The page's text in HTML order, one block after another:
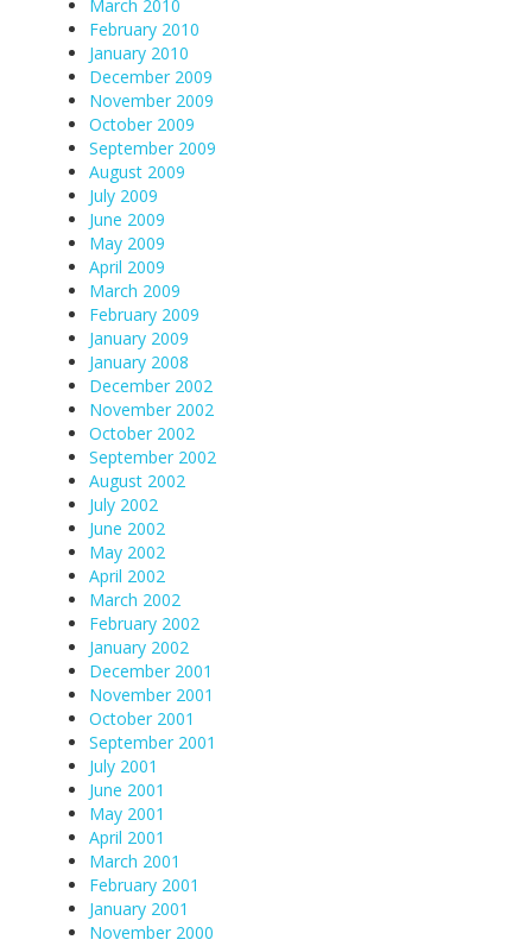
March 2010
February 2010
January 2010
December 2009
November 2009
October 2009
September 2009
August 2009
July 2009
June 2009
May 2009
April 2009
March 2009
February 2009
January 2009
January 2008
December 2002
November 2002
October 2002
September 2002
August 2002
July 2002
June 2002
May 2002
April 2002
March 2002
February 2002
January 2002
December 2001
November 2001
October 2001
September 2001
July 2001
June 2001
May 2001
April 2001
March 2001
February 2001
January 2001
November 2000